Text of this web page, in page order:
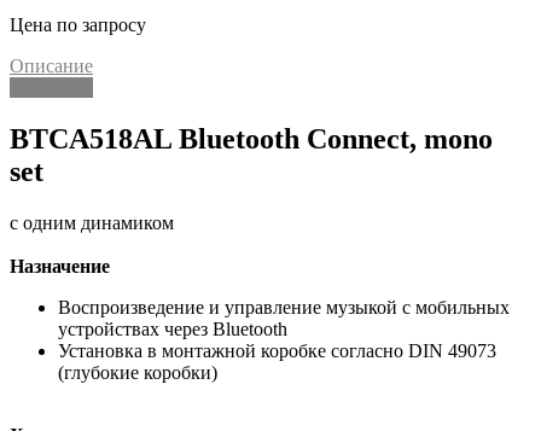
Цена по запросу
Описание
BTCA518AL Bluetooth Connect, mono
set
с одним динамиком
Назначение
Воспроизведение и управление музыкой с мобильных
устройствах через Bluetooth
Установка в монтажной коробке согласно DIN 49073
(глубокие коробки)